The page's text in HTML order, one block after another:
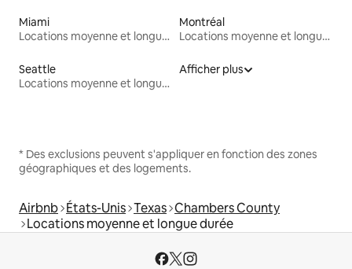
Miami
Locations moyenne et longue durée
Montréal
Locations moyenne et longue durée
Seattle
Locations moyenne et longue durée
Afficher plus
* Des exclusions peuvent s'appliquer en fonction des zones
géographiques et des logements.
Airbnb États-Unis Texas Chambers County
Locations moyenne et longue durée